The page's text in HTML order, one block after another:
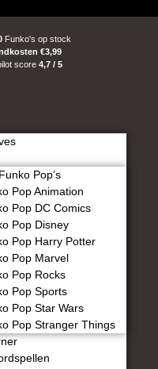
Funko's op stock
€3,99
score 4,7 / 5
Pop’s
Pop Animation
Pop DC Comics
Pop Disney
Pop Harry Potter
Pop Marvel
Pop Rocks
Pop Sports
Pop Star Wars
Pop Stranger Things